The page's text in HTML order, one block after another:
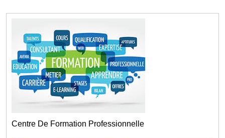
Centre De Formation Professionnelle